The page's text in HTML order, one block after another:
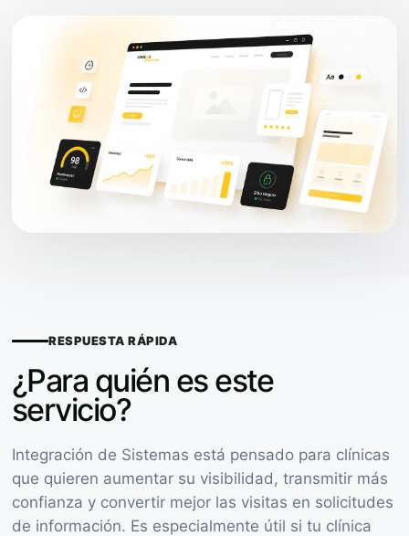
RESPUESTA RÁPIDA
¿Para quién es este
servicio?
Integración de Sistemas está pensado para clínicas
que quieren aumentar su visibilidad, transmitir más
confianza y convertir mejor las visitas en solicitudes
de información. Es especialmente útil si tu clínica